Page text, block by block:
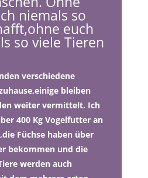
niemals so
euch
so viele Tieren
verschiedene
bleiben
weiter vermittelt. Ich
400 Kg Vogelfutter an
Füchse haben über
bekommen und die
werden auch